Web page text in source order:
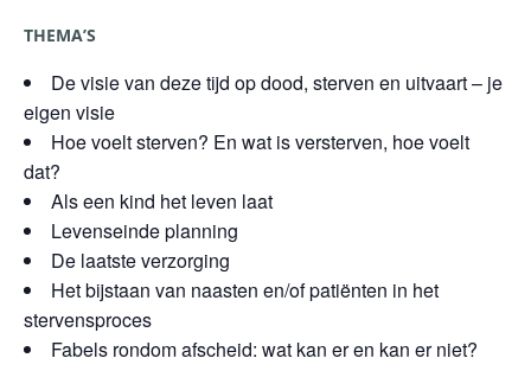
THEMA’S
De visie van deze tijd op dood, sterven en uitvaart – je
eigen visie
Hoe voelt sterven? En wat is versterven, hoe voelt
dat?
Als een kind het leven laat
Levenseinde planning
De laatste verzorging
Het bijstaan van naasten en/of patiënten in het
stervensproces
Fabels rondom afscheid: wat kan er en kan er niet?